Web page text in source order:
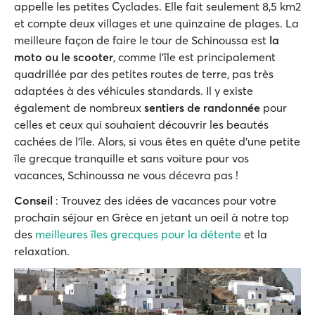
appelle les petites Cyclades. Elle fait seulement 8,5 km2
et compte deux villages et une quinzaine de plages. La
meilleure façon de faire le tour de Schinoussa est la
moto ou le scooter, comme l'île est principalement
quadrillée par des petites routes de terre, pas très
adaptées à des véhicules standards. Il y existe
également de nombreux sentiers de randonnée pour
celles et ceux qui souhaient découvrir les beautés
cachées de l'île. Alors, si vous êtes en quête d'une petite
île grecque tranquille et sans voiture pour vos
vacances, Schinoussa ne vous décevra pas !
Conseil : Trouvez des idées de vacances pour votre
prochain séjour en Grèce en jetant un oeil à notre top
des meilleures îles grecques pour la détente et la
relaxation.